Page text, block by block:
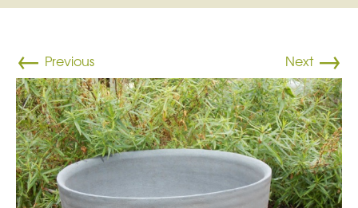
← Previous Next →